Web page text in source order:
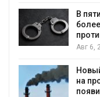
В
Авг 6,
на